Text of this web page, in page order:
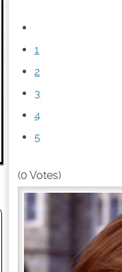
1
2
3
4
5
(0 Votes)